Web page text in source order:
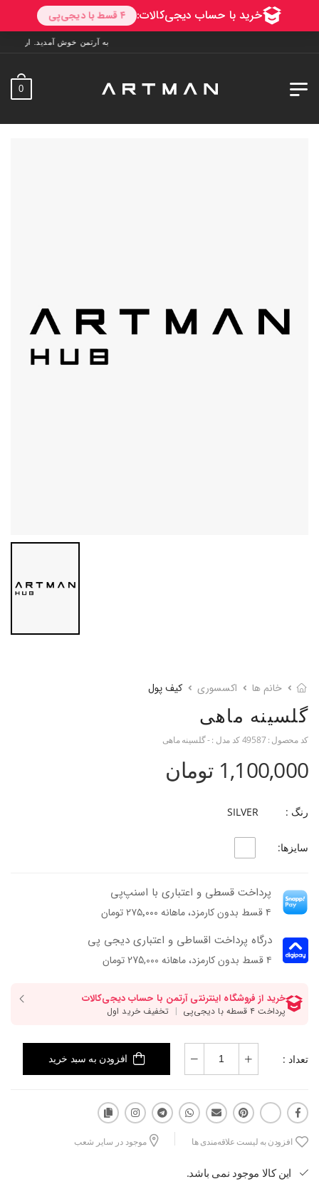
به آرتمن خوش آمدید. ارسال به سراسر ایران. 7 روز فرصت تست در
0
خانم ها اکسسوری کیف پول
گلسینه ماهی
کد محصول :49587کد مدل :- گلسینه ماهی
1,100,000 تومان
رنگ : SILVER
سایزها:
پرداخت قسطی و اعتباری با اسنپ‌پی
۴ قسط بدون کارمزد، ماهانه ۲۷۵٬۰۰۰ تومان
درگاه پرداخت اقساطی و اعتباری دیجی پی
۴ قسط بدون کارمزد، ماهانه 275,000 تومان
تعداد : افزودن به سبد خرید
افزودن به لیست علاقه‌مندی ها موجود در سایر شعب
این کالا موجود نمی باشد.